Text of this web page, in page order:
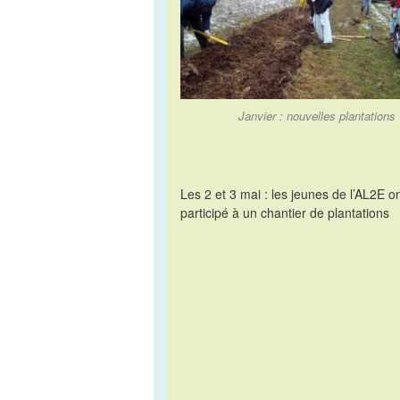
Janvier : nouvelles plantations
Les 2 et 3 mai : les jeunes de l’AL2E
participé à un chantier de plantations